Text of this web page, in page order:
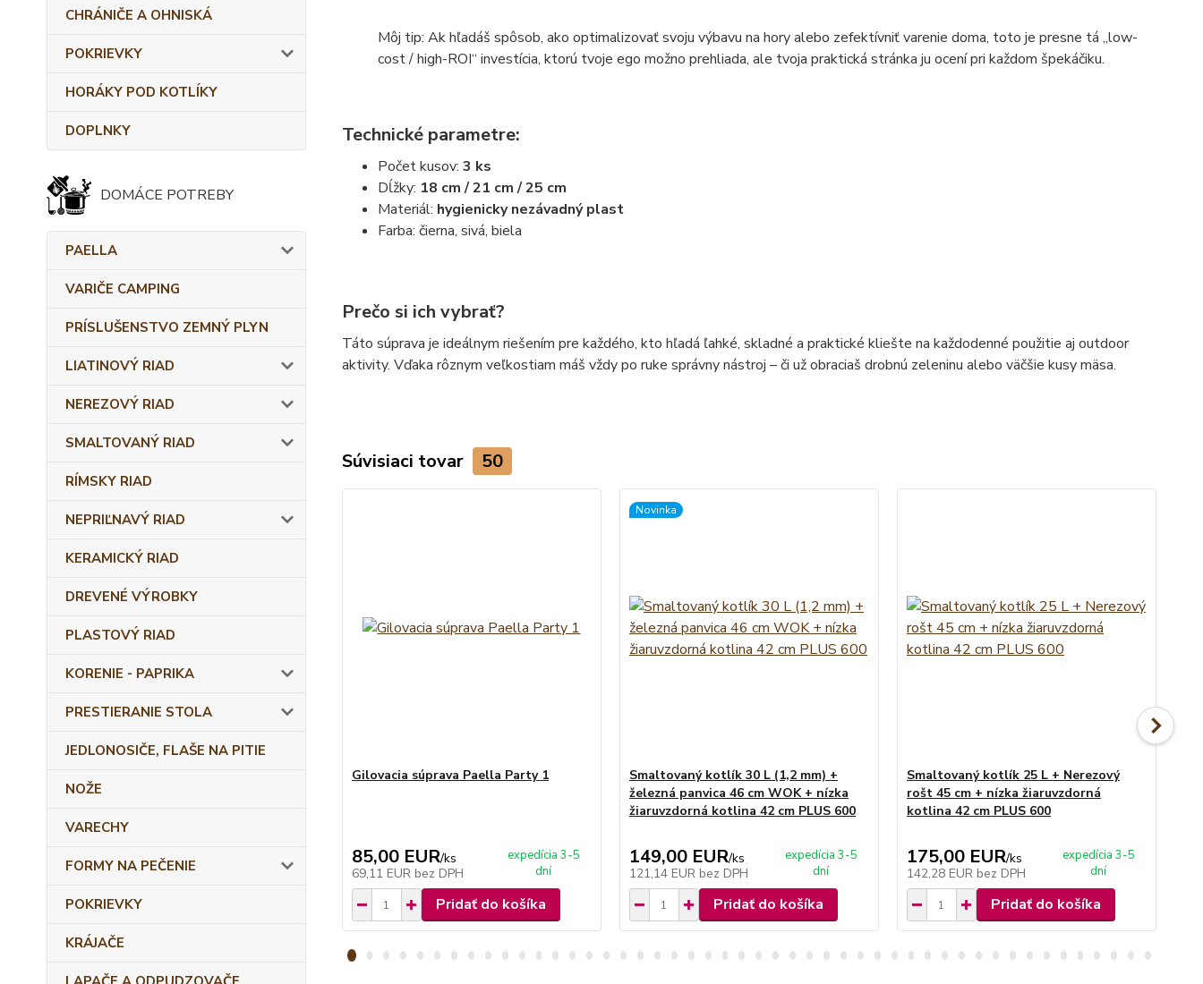
CHRÁNIČE A OHNISKÁ
POKRIEVKY
HORÁKY POD KOTLÍKY
DOPLNKY
DOMÁCE POTREBY
PAELLA
VARIČE CAMPING
PRÍSLUŠENSTVO ZEMNÝ PLYN
LIATINOVÝ RIAD
NEREZOVÝ RIAD
SMALTOVANÝ RIAD
RÍMSKY RIAD
NEPRIĽNAVÝ RIAD
KERAMICKÝ RIAD
DREVENÉ VÝROBKY
PLASTOVÝ RIAD
KORENIE - PAPRIKA
PRESTIERANIE STOLA
JEDLONOSIČE, FLAŠE NA PITIE
NOŽE
VARECHY
FORMY NA PEČENIE
POKRIEVKY
KRÁJAČE
Môj tip: Ak hľadáš spôsob, ako optimalizovať svoju výbavu na hory alebo zefektívniť varenie doma, toto je presne tá „low-
cost / high-ROI“ investícia, ktorú tvoje ego možno prehliada, ale tvoja praktická stránka ju ocení pri každom špekáčiku.
Technické parametre:
Počet kusov: 3 ks
Dĺžky: 18 cm / 21 cm / 25 cm
Materiál: hygienicky nezávadný plast
Farba: čierna, sivá, biela
Prečo si ich vybrať?
Táto súprava je ideálnym riešením pre každého, kto hľadá ľahké, skladné a praktické kliešte na každodenné použitie aj outdoor
aktivity. Vďaka rôznym veľkostiam máš vždy po ruke správny nástroj – či už obraciaš drobnú zeleninu alebo väčšie kusy mäsa.
Súvisiaci tovar 50
Gilovacia súprava Paella Party 1
85,00 EUR/ks
69,11 EUR bez DPH
expedícia 3-5
dní
Pridať do košíka
Novinka
Smaltovaný kotlík 30 L (1,2 mm) +
železná panvica 46 cm WOK + nízka
žiaruvzdorná kotlina 42 cm PLUS 600
149,00 EUR/ks
121,14 EUR bez DPH
expedícia 3-5
dní
Pridať do košíka
Smaltovaný kotlík 25 L + Nerezový
rošt 45 cm + nízka žiaruvzdorná
kotlina 42 cm PLUS 600
175,00 EUR/ks
142,28 EUR bez DPH
expedícia 3-5
dní
Pridať do košíka